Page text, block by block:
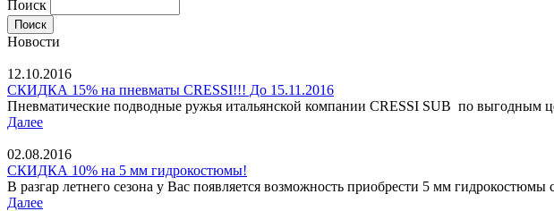
Поиск
Новости
12.10.2016
СКИДКА 15% на пневматы CRESSI!!! До 15.11.2016
Пневматические подводные ружья итальянской компании CRESSI SUB по выгодным
Далее
02.08.2016
СКИДКА 10% на 5 мм гидрокостюмы!
В разгар летнего сезона у Вас появляется возможность приобрести 5 мм
Далее